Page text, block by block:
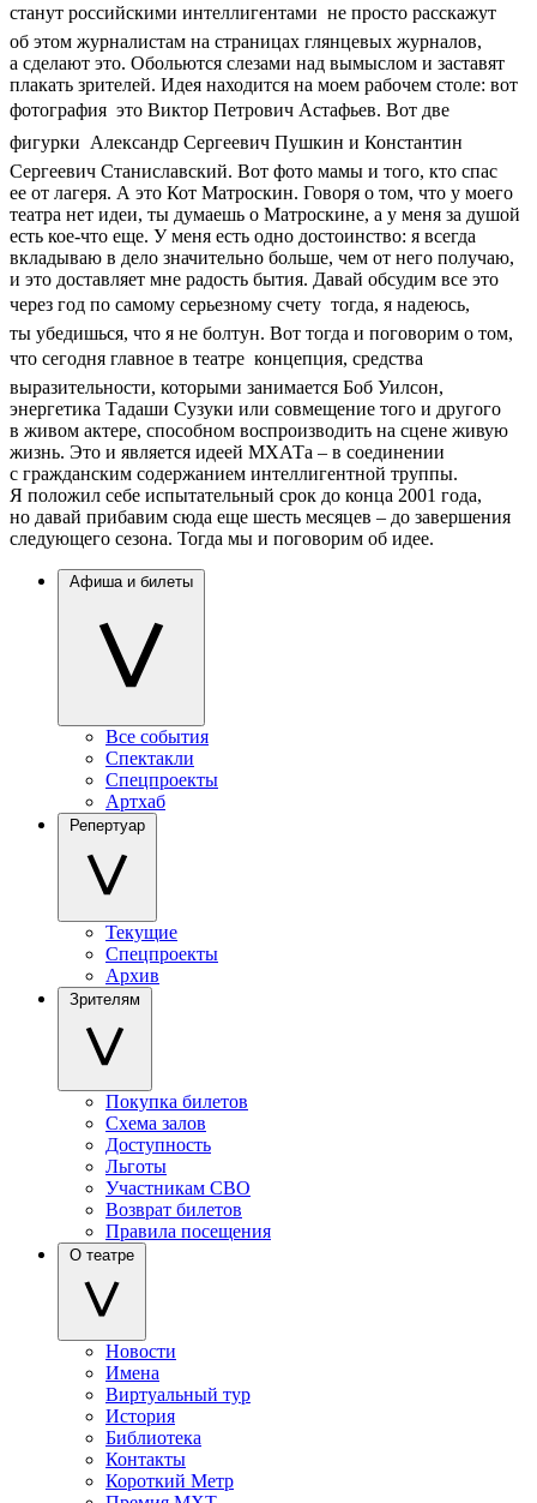
станут российскими интеллигентами  не просто расскажут
об этом журналистам на страницах глянцевых журналов,
а сделают это. Обольются слезами над вымыслом и заставят
плакать зрителей. Идея находится на моем рабочем столе: вот
фотография  это Виктор Петрович Астафьев. Вот две
фигурки  Александр Сергеевич Пушкин и Константин
Сергеевич Станиславский. Вот фото мамы и того, кто спас
ее от лагеря. А это Кот Матроскин. Говоря о том, что у моего
театра нет идеи, ты думаешь о Матроскине, а у меня за душой
есть кое-что еще. У меня есть одно достоинство: я всегда
вкладываю в дело значительно больше, чем от него получаю,
и это доставляет мне радость бытия. Давай обсудим все это
через год по самому серьезному счету  тогда, я надеюсь,
ты убедишься, что я не болтун. Вот тогда и поговорим о том,
что сегодня главное в театре  концепция, средства
выразительности, которыми занимается Боб Уилсон,
энергетика Тадаши Сузуки или совмещение того и другого
в живом актере, способном воспроизводить на сцене живую
жизнь. Это и является идеей МХАТа – в соединении
с гражданским содержанием интеллигентной труппы.
Я положил себе испытательный срок до конца 2001 года,
но давай прибавим сюда еще шесть месяцев – до завершения
следующего сезона. Тогда мы и поговорим об идее.
Афиша и билеты
Все события
Спектакли
Спецпроекты
Артхаб
Репертуар
Текущие
Спецпроекты
Архив
Зрителям
Покупка билетов
Схема залов
Доступность
Льготы
Участникам СВО
Возврат билетов
Правила посещения
О театре
Новости
Имена
Виртуальный тур
История
Библиотека
Контакты
Короткий Метр